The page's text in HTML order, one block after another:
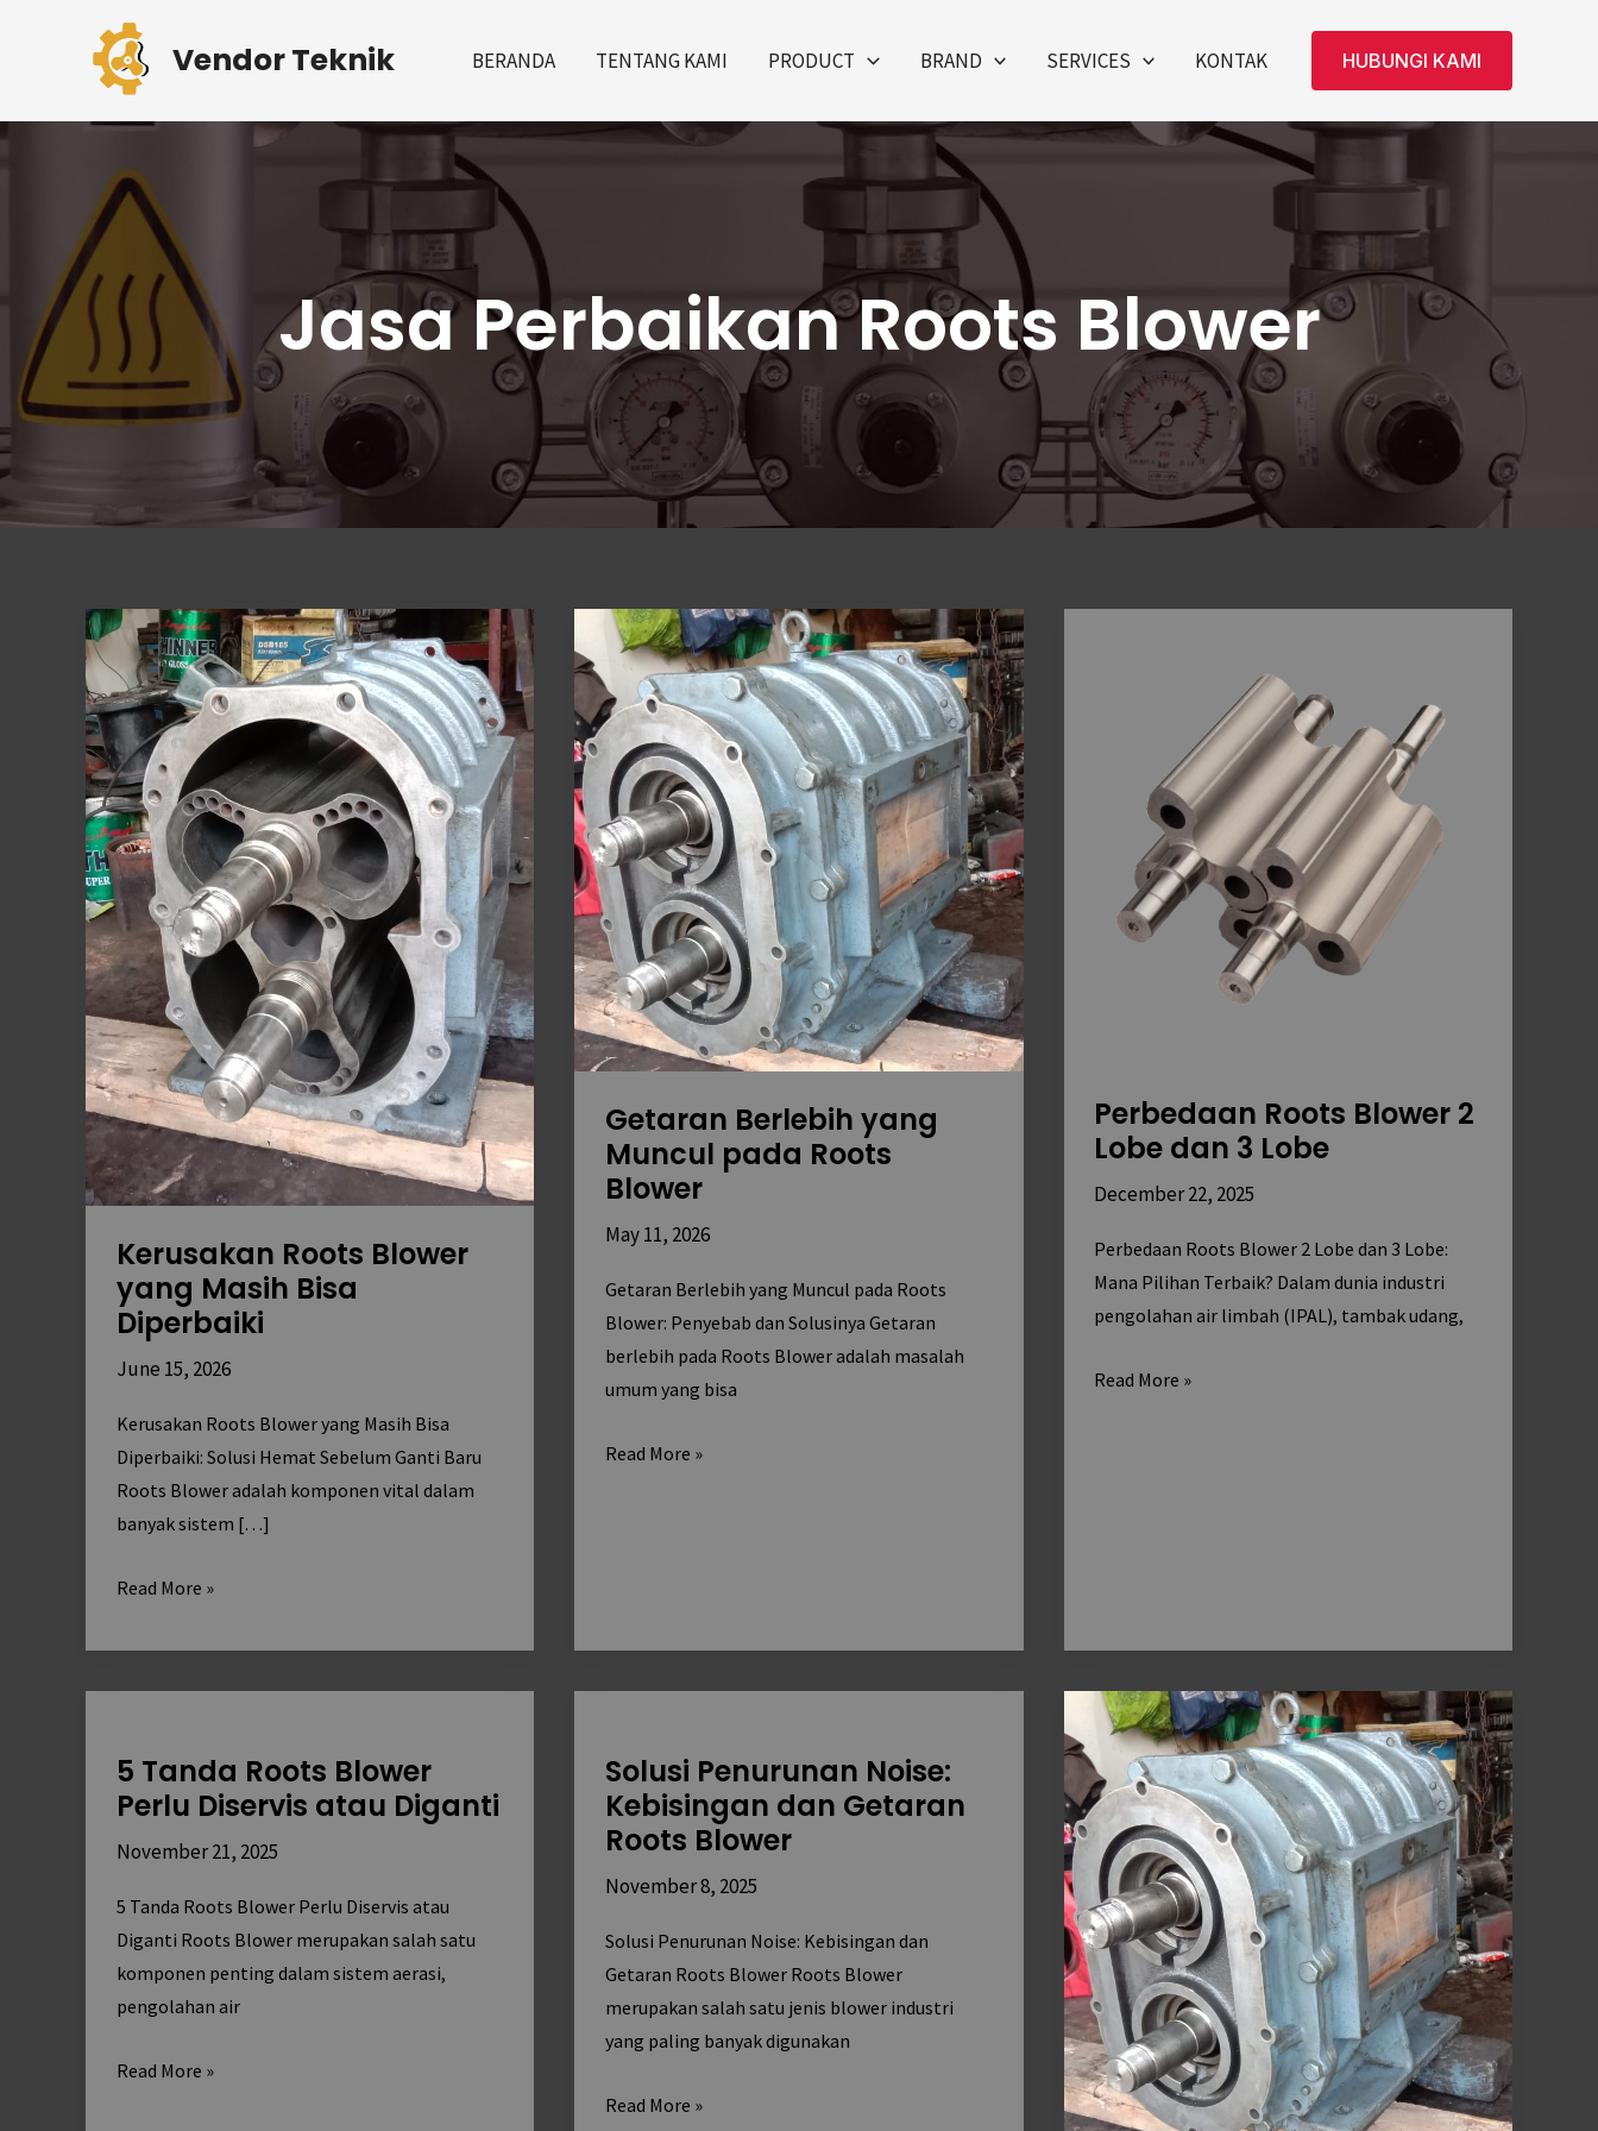
Vendor Teknik BERANDA TENTANG KAMI PRODUCT BRAND SERVICES KONTAK HUBUNGI KAMI
Jasa Perbaikan Roots Blower
Kerusakan Roots Blower
yang Masih Bisa
Diperbaiki
June 15, 2026
Kerusakan Roots Blower yang Masih Bisa
Diperbaiki: Solusi Hemat Sebelum Ganti Baru
Roots Blower adalah komponen vital dalam
banyak sistem […]
Kerusakan
Roots
Blower
yang
Masih
Bisa
Diperbaiki
Read More »
Getaran Berlebih yang
Muncul pada Roots
Blower
May 11, 2026
Getaran Berlebih yang Muncul pada Roots
Blower: Penyebab dan Solusinya Getaran
berlebih pada Roots Blower adalah masalah
umum yang bisa
Getaran
Berlebih
yang
Muncul
pada
Roots
Blower
Read More »
Perbedaan Roots Blower 2
Lobe dan 3 Lobe
December 22, 2025
Perbedaan Roots Blower 2 Lobe dan 3 Lobe:
Mana Pilihan Terbaik? Dalam dunia industri
pengolahan air limbah (IPAL), tambak udang,
Read More »
5 Tanda Roots Blower
Perlu Diservis atau Diganti
November 21, 2025
5 Tanda Roots Blower Perlu Diservis atau
Diganti Roots Blower merupakan salah satu
komponen penting dalam sistem aerasi,
pengolahan air
Roots
Blower
Perlu
atau
Diganti
Read More »
Solusi Penurunan Noise:
Kebisingan dan Getaran
Roots Blower
November 8, 2025
Solusi Penurunan Noise: Kebisingan dan
Getaran Roots Blower Roots Blower
merupakan salah satu jenis blower industri
yang paling banyak digunakan
Noise:
Kebisingan
dan
Getaran
Blower
Read More »
Penyebab
Bearing
Housing
Roots
Blower
Aus
pagination